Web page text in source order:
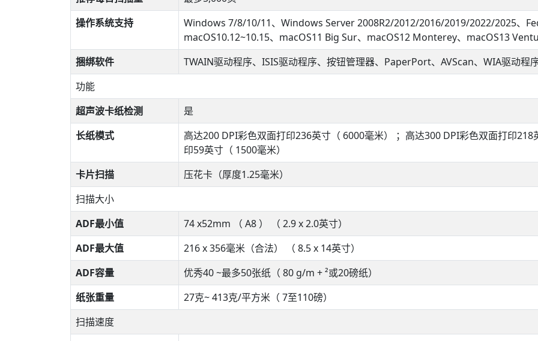
操作系统支持
Windows 7/8/10/11、Windows Server 2008R2/2012/2016/2019/2022/2025、
macOS10.12~10.15、macOS11 Big Sur、macOS12 Monterey、macOS13
捆绑软件
TWAIN驱动程序、ISIS驱动程序、按钮管理器、PaperPort、AVScan、WIA驱动程
功能
超声波卡纸检测
是
长纸模式
高达200 DPI彩色双面打印236英寸（ 6000毫米） ；高达300 DPI彩色双面打印
印59英寸（ 1500毫米）
卡片扫描
压花卡（厚度1.25毫米）
扫描大小
ADF最小值
74 x52mm （ A8 ） （ 2.9 x 2.0英寸）
ADF最大值
216 x 356毫米（合法） （ 8.5 x 14英寸）
ADF容量
优秀40 ~最多50张纸（ 80 g/m + ²或20磅纸）
纸张重量
27克~ 413克/平方米（ 7至110磅）
扫描速度